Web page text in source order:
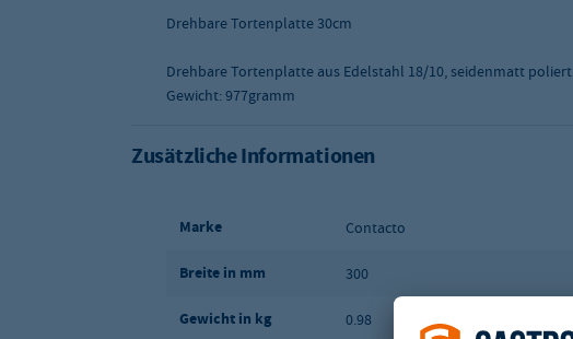
Drehbare Tortenplatte 30cm
Drehbare Tortenplatte aus Edelstahl 18/10, seidenmatt poliert
Gewicht: 977gramm
Zusätzliche Informationen
Marke Contacto
Breite in mm 300
Gewicht in kg 0.98